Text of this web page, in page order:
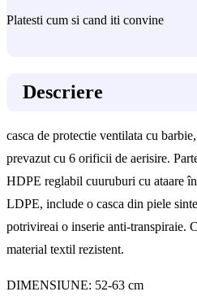
Platesti cum si cand iti convine
Descriere
casca de protectie ventilata cu
prevazut cu 6 orificii de aerisire.
HDPE reglabil cuuruburi cu ataare
LDPE, include o casca din piele
potrivireai o inserie anti-transpiraie.
material textil rezistent.
DIMENSIUNE: 52-63 cm